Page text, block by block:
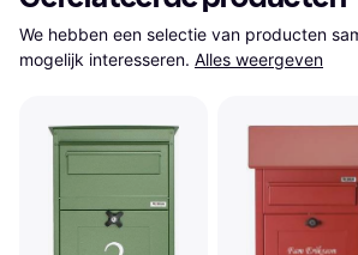
We hebben een selectie van producten
mogelijk interesseren. Alles weergeven